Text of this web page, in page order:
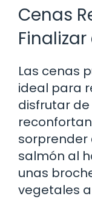
Cenas
Finalizar
Las cenas
ideal para
disfrutar
sorprender
salmón al
unas
vegetales